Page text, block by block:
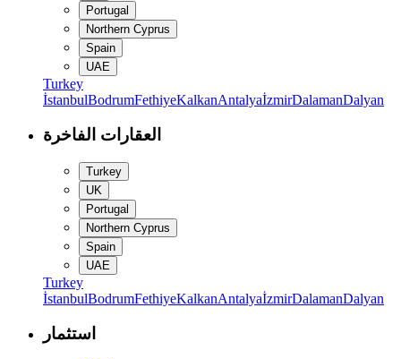
Portugal
Northern Cyprus
Spain
UAE
Turkey
İstanbulBodrumFethiyeKalkanAntalyaİzmirDalamanDalyan
العقارات الفاخرة
Turkey
UK
Portugal
Northern Cyprus
Spain
UAE
Turkey
İstanbulBodrumFethiyeKalkanAntalyaİzmirDalamanDalyan
استثمار